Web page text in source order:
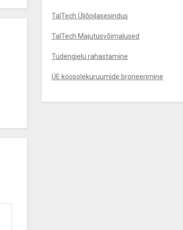
TalTech Üliõpilasesindus
TalTech Majutusvõimalused
Tudengielu rahastamine
ÜE koosolekuruumide broneerimine